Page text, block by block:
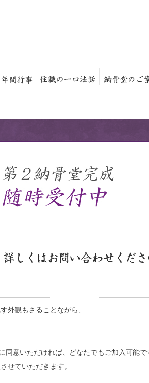
外観もさることながら、
同意いただければ、どなたでもご加入可能で
せていただきます。